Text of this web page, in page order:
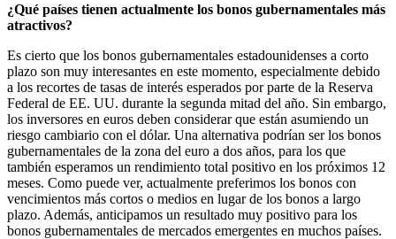
¿Qué países tienen actualmente los bonos gubernamentales más
atractivos?
Es cierto que los bonos gubernamentales estadounidenses a corto
plazo son muy interesantes en este momento, especialmente debido
a los recortes de tasas de interés esperados por parte de la Reserva
Federal de EE. UU. durante la segunda mitad del año. Sin embargo,
los inversores en euros deben considerar que están asumiendo un
riesgo cambiario con el dólar. Una alternativa podrían ser los bonos
gubernamentales de la zona del euro a dos años, para los que
también esperamos un rendimiento total positivo en los próximos 12
meses. Como puede ver, actualmente preferimos los bonos con
vencimientos más cortos o medios en lugar de los bonos a largo
plazo. Además, anticipamos un resultado muy positivo para los
bonos gubernamentales de mercados emergentes en muchos países.